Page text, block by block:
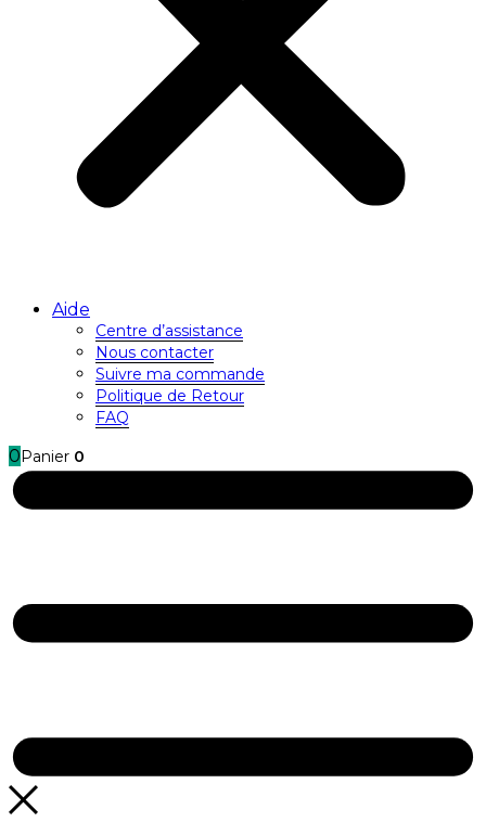
Aide
Centre d’assistance
Nous contacter
Suivre ma commande
Politique de Retour
FAQ
0 Panier 0